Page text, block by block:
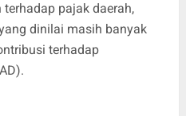
pajak daerah,
dinilai masih banyak
terhadap